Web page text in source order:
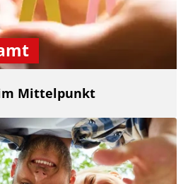
Mittelpunkt